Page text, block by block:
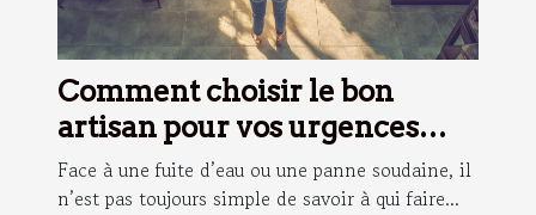
Comment choisir le bon
artisan pour vos urgences
domestiques ?
Face à une fuite d’eau ou une panne soudaine, il
n’est pas toujours simple de savoir à qui faire...